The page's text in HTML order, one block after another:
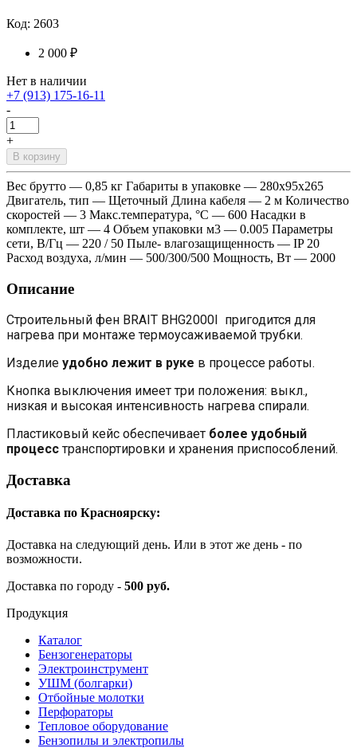
Код: 2603
2 000 ₽
Нет в наличии
+7 (913) 175-16-11
-
+
В корзину
Вес брутто — 0,85 кг Габариты в упаковке — 280х95х265
Двигатель, тип — Щеточный Длина кабеля — 2 м Количество
скоростей — 3 Макс.температура, °С — 600 Насадки в
комплекте, шт — 4 Объем упаковки м3 — 0.005 Параметры
сети, В/Гц — 220 / 50 Пыле- влагозащищенность — IP 20
Расход воздуха, л/мин — 500/300/500 Мощность, Вт — 2000
Описание
Строительный фен BRAIT BHG2000I пригодится для
нагрева при монтаже термоусаживаемой трубки.
Изделие удобно лежит в руке в процессе работы.
Кнопка выключения имеет три положения: выкл.,
низкая и высокая интенсивность нагрева спирали.
Пластиковый кейс обеспечивает более удобный
процесс транспортировки и хранения приспособлений.
Доставка
Доставка по Красноярску:
Доставка на следующий день. Или в этот же день - по
возможности.
Доставка по городу - 500 руб.
Продукция
Каталог
Бензогенераторы
Электроинструмент
УШМ (болгарки)
Отбойные молотки
Перфораторы
Тепловое оборудование
Бензопилы и электропилы